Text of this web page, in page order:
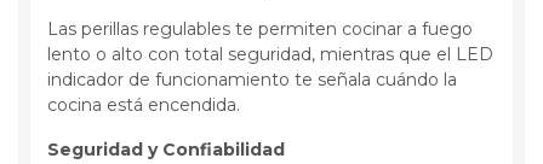
Las perillas regulables te permiten cocinar a fuego
lento o alto con total seguridad, mientras que el LED
indicador de funcionamiento te señala cuándo la
cocina está encendida.
Seguridad y Confiabilidad